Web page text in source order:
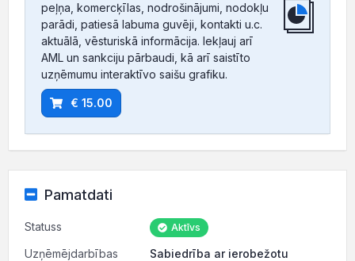
peļņa, komercķīlas, nodrošinājumi, nodokļu
parādi, patiesā labuma guvēji, kontakti u.c.
aktuālā, vēsturiskā informācija. Iekļauj arī
AML un sankciju pārbaudi, kā arī saistīto
uzņēmumu interaktīvo saišu grafiku.
€ 15.00
Pamatdati
Statuss Aktīvs
Uzņēmējdarbības
Sabiedrība ar ierobežotu